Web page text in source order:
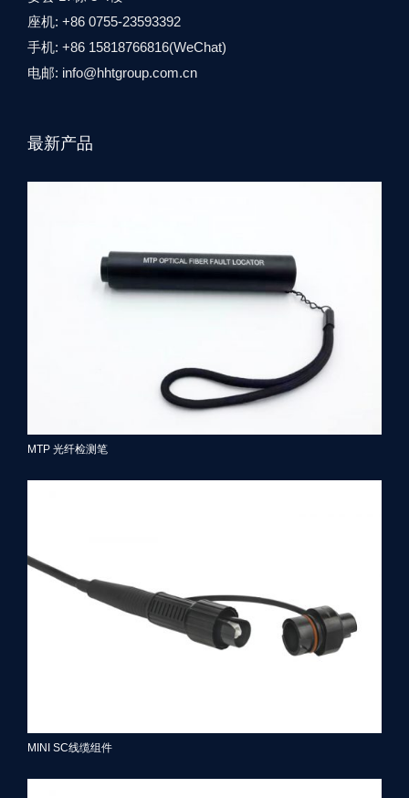
座机: +86 0755-23593392
手机: +86 15818766816(WeChat)
电邮: info@hhtgroup.com.cn
最新产品
MTP 光纤检测笔
MINI SC线缆组件